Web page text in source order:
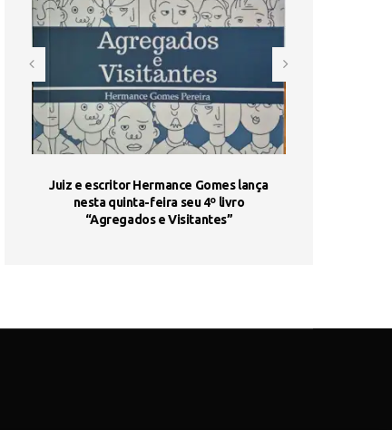
Juiz e escritor Hermance Gomes lança
nesta quinta-feira seu 4º livro
“Agregados e Visitantes”